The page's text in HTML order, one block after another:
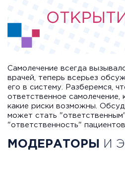
Самолечение всегда
врачей, теперь всерьез
его в систему. Разберемся,
ответственное самолечение,
какие риски возможны.
может стать
"ответственность" пациентов.
МОДЕРАТОРЫ И